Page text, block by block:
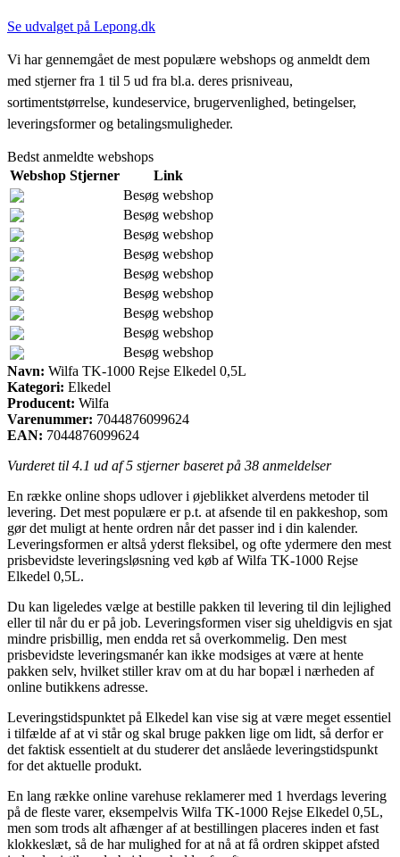
Se udvalget på Lepong.dk
Vi har gennemgået de mest populære webshops og anmeldt dem
med stjerner fra 1 til 5 ud fra bl.a. deres prisniveau,
sortimentstørrelse, kundeservice, brugervenlighed, betingelser,
leveringsformer og betalingsmuligheder.
Bedst anmeldte webshops
Webshop Stjerner
Link
Besøg webshop
Besøg webshop
Besøg webshop
Besøg webshop
Besøg webshop
Besøg webshop
Besøg webshop
Besøg webshop
Besøg webshop
Navn: Wilfa TK-1000 Rejse Elkedel 0,5L
Kategori: Elkedel
Producent: Wilfa
Varenummer: 7044876099624
EAN: 7044876099624
Vurderet til 4.1 ud af 5 stjerner baseret på 38 anmeldelser
En række online shops udlover i øjeblikket alverdens metoder til
levering. Det mest populære er p.t. at afsende til en pakkeshop, som
gør det muligt at hente ordren når det passer ind i din kalender.
Leveringsformen er altså yderst fleksibel, og ofte ydermere den mest
prisbevidste leveringsløsning ved køb af Wilfa TK-1000 Rejse
Elkedel 0,5L.
Du kan ligeledes vælge at bestille pakken til levering til din lejlighed
eller til når du er på job. Leveringsformen viser sig uheldigvis en sjat
mindre prisbillig, men endda ret så overkommelig. Den mest
prisbevidste leveringsmanér kan ikke modsiges at være at hente
pakken selv, hvilket stiller krav om at du har bopæl i nærheden af
online butikkens adresse.
Leveringstidspunktet på Elkedel kan vise sig at være meget essentiel
i tilfælde af at vi står og skal bruge pakken lige om lidt, så derfor er
det faktisk essentielt at du studerer det anslåede leveringstidspunkt
for det aktuelle produkt.
En lang række online varehuse reklamerer med 1 hverdags levering
på de fleste varer, eksempelvis Wilfa TK-1000 Rejse Elkedel 0,5L,
men som trods alt afhænger af at bestillingen placeres inden et fast
klokkeslæt, så de har mulighed for at nå at få ordren skippet afsted